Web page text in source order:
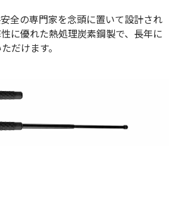
東北 ご来場ありがとうございました！
2展示会【①危機管理産業展(RISCON TOKYO)2026】【②テロ対策特殊装備展（SEECAT）】に同時出展いたします
策カタログ
お知らせ
お問合せ
全の専門家を念頭に置いて設計され
に優れた熱処理炭素鋼製で、長年に
だけます。